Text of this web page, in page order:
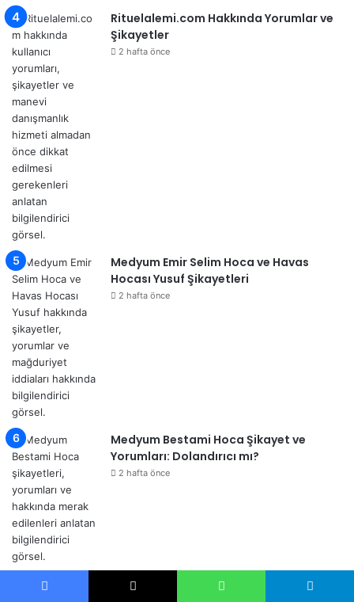
Rituelalemi.com Hakkında Yorumlar ve
Şikayetler
2 hafta önce
Medyum Emir Selim Hoca ve Havas
Hocası Yusuf Şikayetleri
2 hafta önce
Medyum Bestami Hoca Şikayet ve
Yorumları: Dolandırıcı mı?
2 hafta önce